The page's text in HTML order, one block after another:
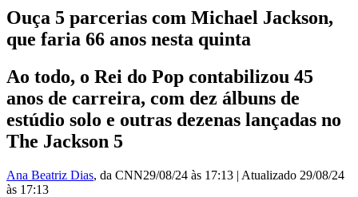
Ouça 5 parcerias com Michael Jackson,
que faria 66 anos nesta quinta
Ao todo, o Rei do Pop contabilizou 45
anos de carreira, com dez álbuns de
estúdio solo e outras dezenas lançadas no
The Jackson 5
Ana Beatriz Dias, da CNN29/08/24 às 17:13 | Atualizado 29/08/24
às 17:13